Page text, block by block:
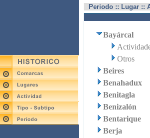
Periodo :: Lugar ::
Bayárcal
Otros
Beires
Benahadux
Benitagla
Benizalón
Bentarique
Berja